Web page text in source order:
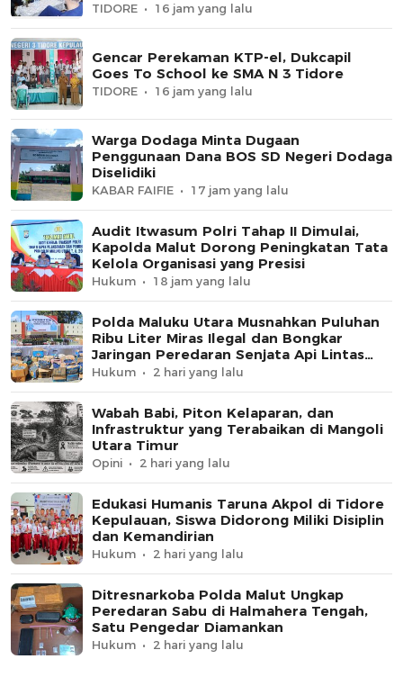
TIDORE 16 jam yang lalu
Gencar Perekaman KTP-el, Dukcapil
Goes To School ke SMA N 3 Tidore
TIDORE 16 jam yang lalu
Warga Dodaga Minta Dugaan
Penggunaan Dana BOS SD Negeri Dodaga
Diselidiki
KABAR FAIFIE 17 jam yang lalu
Audit Itwasum Polri Tahap II Dimulai,
Kapolda Malut Dorong Peningkatan Tata
Kelola Organisasi yang Presisi
Hukum 18 jam yang lalu
Polda Maluku Utara Musnahkan Puluhan
Ribu Liter Miras Ilegal dan Bongkar
Jaringan Peredaran Senjata Api Lintas
Negara
Hukum 2 hari yang lalu
Wabah Babi, Piton Kelaparan, dan
Infrastruktur yang Terabaikan di Mangoli
Utara Timur
Opini 2 hari yang lalu
Edukasi Humanis Taruna Akpol di Tidore
Kepulauan, Siswa Didorong Miliki Disiplin
dan Kemandirian
Hukum 2 hari yang lalu
Ditresnarkoba Polda Malut Ungkap
Peredaran Sabu di Halmahera Tengah,
Satu Pengedar Diamankan
Hukum 2 hari yang lalu